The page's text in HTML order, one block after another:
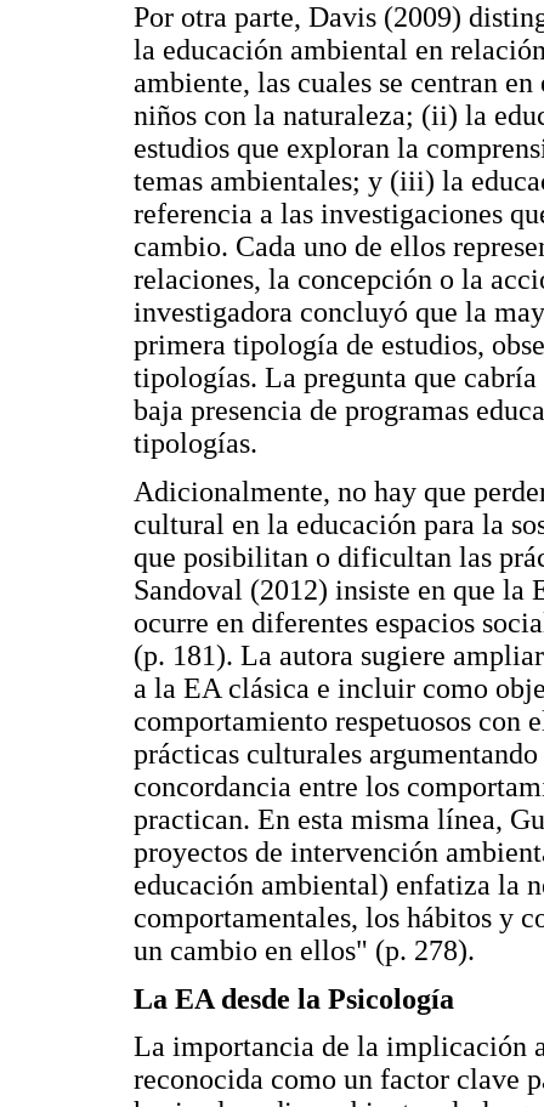
Por otra parte, Davis (2009)
la educación ambiental en
ambiente, las cuales se centran
niños con la naturaleza; (ii) la
estudios que exploran la
temas ambientales; y (iii) la
referencia a las investigaciones
cambio. Cada uno de ellos
relaciones, la concepción o la
investigadora concluyó que la
primera tipología de estudios,
tipologías. La pregunta que
baja presencia de programas
tipologías.
Adicionalmente, no hay que
cultural en la educación para la
que posibilitan o dificultan las
Sandoval (2012) insiste en que la
ocurre en diferentes espacios
(p. 181). La autora sugiere
a la EA clásica e incluir como
comportamiento respetuosos con
prácticas culturales
concordancia entre los
practican. En esta misma línea,
proyectos de intervención
educación ambiental) enfatiza la
comportamentales, los hábitos y
un cambio en ellos" (p. 278).
La EA desde la Psicología
La importancia de la implicación
reconocida como un factor clave